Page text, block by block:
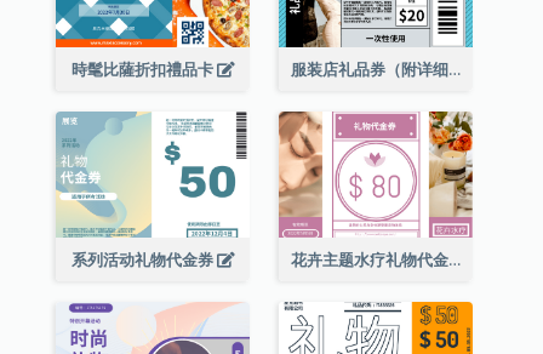
時髦比薩折扣禮品卡 服装店礼品券（附详细资讯）
系列活动礼物代金券 花卉主题水疗礼物代金券